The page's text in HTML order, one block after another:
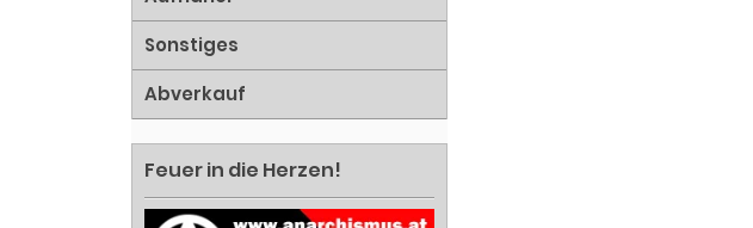
Sonstiges
Abverkauf
Feuer in die Herzen!